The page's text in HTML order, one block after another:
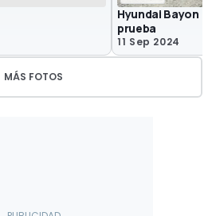
Hyundai Bayon
prueba
11 Sep 2024
MÁS FOTOS